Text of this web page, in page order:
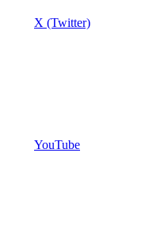
X (Twitter)
YouTube